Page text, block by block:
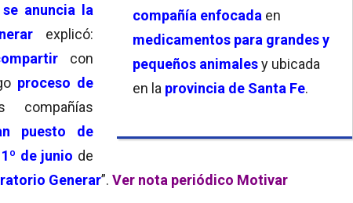
compañía enfocada en
medicamentos para grandes y
pequeños animalesy ubicada
en la provincia de Santa Fe.
anuncia la
explicó:
con
proceso de
compañías
puesto de
de junio de
Generar”. Ver nota periódico Motivar